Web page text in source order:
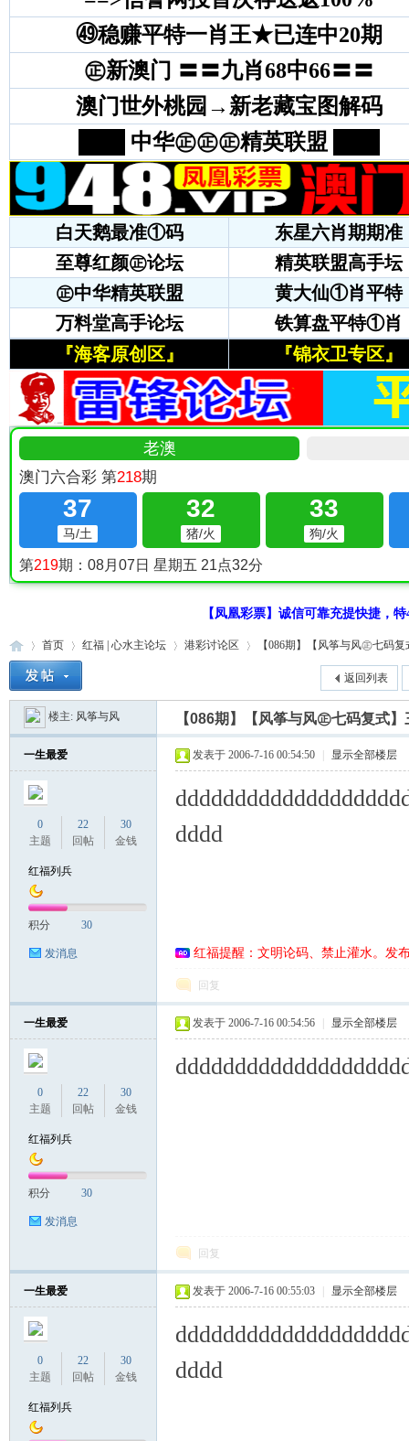
【凤凰彩票】诚信可靠充提快捷，
盟
»
首页
›
红福 | 心水主论坛 港彩讨论区 【086期】【风筝与风㊣七码
返回列表
楼主: 风筝与风 【086期】【风筝与风㊣七码复式
一生最爱
0
主题
22
回帖
30
金钱
红福列兵
积分 30
发消息
发表于 2006-7-16 00:54:50 显示全部楼层
dddd
红福提醒：文明论码、禁止灌水。发
回复
一生最爱
0
主题
22
回帖
30
金钱
红福列兵
积分 30
发消息
发表于 2006-7-16 00:54:56 显示全部楼层
回复
一生最爱
0
主题
22
回帖
30
金钱
红福列兵
发表于 2006-7-16 00:55:03 显示全部楼层
dddd